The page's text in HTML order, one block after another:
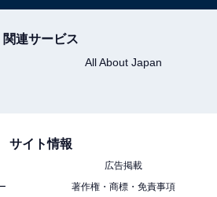
格は変動します
クアウト
泉の人気ホテル】「草津温泉 ホテル
関連サービス
All About Japan
サイト情報
広告掲載
著作権・商標・免責事項